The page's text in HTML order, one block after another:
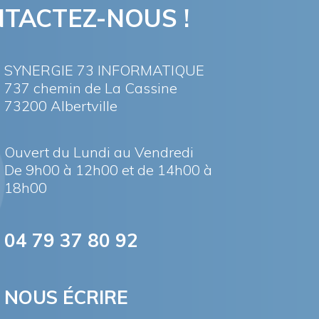
NOUS !
SYNERGIE 73 INFORMATIQUE
737 chemin de La Cassine
73200 Albertville
Ouvert du Lundi au Vendredi
De 9h00 à 12h00 et de 14h00 à
18h00
04 79 37 80 92
NOUS ÉCRIRE